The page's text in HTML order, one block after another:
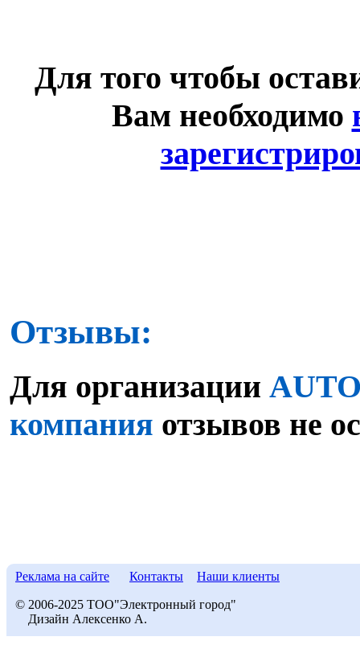
Для того чтобы
Вам необходимо
Отзывы:
Для организации
компания отзывов не
Реклама на сайте Контакты Наши клиенты
© 2006-2025 ТОО"Электронный город"
Дизайн Алексенко А.